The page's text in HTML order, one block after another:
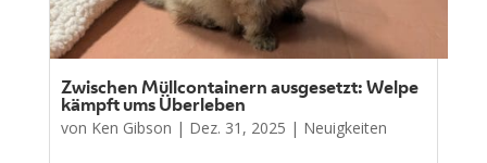
Zwischen Müllcontainern ausgesetzt: Welpe
kämpft ums Überleben
von Ken Gibson | Dez. 31, 2025 | Neuigkeiten